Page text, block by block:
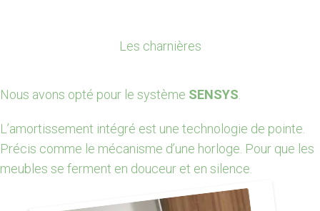
Les charnières
Nous avons opté pour le système SENSYS
L’amortissement intégré est une technologie de pointe.
Précis comme le mécanisme d’une horloge. Pour que les
meubles se ferment en douceur et en silence.